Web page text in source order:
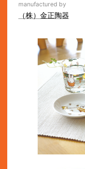
manufactured by
（株）金正陶器